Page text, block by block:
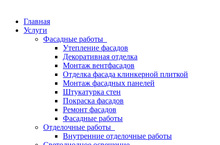
Главная
Услуги
Фасадные работы
Утепление фасадов
Декоративная отделка
Монтаж вентфасадов
Отделка фасада клинкерной плиткой
Монтаж фасадных панелей
Штукатурка стен
Покраска фасадов
Ремонт фасадов
Фасадные работы
Отделочные работы
Внутренние отделочные работы